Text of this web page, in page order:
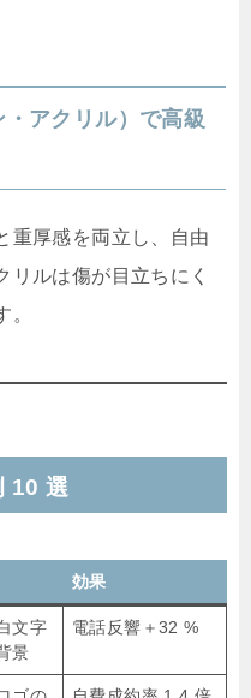
アクリル）で高級
重厚感を両立し、自由
リルは傷が目立ちにく
。
10 選
効果
文字
景
電話反響＋32 %